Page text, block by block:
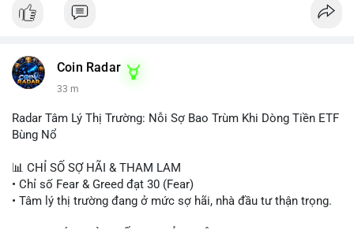
- Senate Ag Committee tiến hành Clarity Act.
- Tòa án Nga công nhận crypto là tài sản.
- Trump hy vọng ký bill cấu trúc thị trường crypto.
- Steak ’n Shake thưởng BTC cho nhân viên.
#binancesquare
$btc $eth $sol $xrp $cc $sky $sand $skr
Coin Radar
33 m
Radar Tâm Lý Thị Trường: Nỗi Sợ Bao Trùm Khi Dòng Tiền ETF
Bùng Nổ
📊 CHỈ SỐ SỢ HÃI & THAM LAM
• Chỉ số Fear & Greed đạt 30 (Fear)
• Tâm lý thị trường đang ở mức sợ hãi, nhà đầu tư thận trọng.